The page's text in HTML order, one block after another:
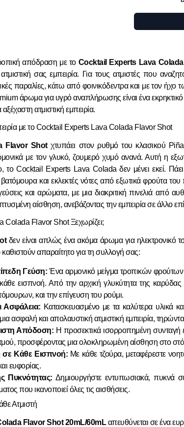
απόδραση με το Cocktail Experts Lava
σας εμπειρία. Για τους ατμιστές που
παραλίες, κάτω από φοινικόδεντρα και με τον
άρωμα για υγρό αναπλήρωσης είναι ένα
ατμιστική εμπειρία.
με το Cocktail Experts Lava Colada Flavor Shot
Flavor Shotχτυπάει στον ρυθμό του κλασικού
με τον γλυκό, ζουμερό χυμό ανανά. Αυτή η
το Cocktail Experts Lava Colada δεν μένει εκεί.
και εκλεκτές νότες από εξωτικά φρούτα
και αρώματα, με μια διακριτική πινελιά από
αίσθηση, ανεβάζοντας την εμπειρία σε άλλο
Colada Flavor Shot Ξεχωρίζει;
δεν είναι απλώς ένα ακόμα άρωμα για ηλεκτρονικό
απαραίτητο για τη συλλογή σας:
Γεύση: Ένα αρμονικό μείγμα τροπικών φρούτων
εισπνοή. Από την αρχική γλυκύτητα της καρύδας
και την επίγευση του ρούμι.
Ασφάλεια: Κατασκευασμένο με τα καλύτερα υλικά
ασφαλή και απολαυστική ατμιστική εμπειρία,
Απόδοση: Η προσεκτικά ισορροπημένη συνταγή
προσφέροντας μια ολοκληρωμένη αίσθηση στο
Κάθε Εισπνοή: Με κάθε τζούρα, μεταφέρεστε
ευφορίας.
Πυκνότητας: Δημιουργήστε εντυπωσιακά, πυκνά
που ικανοποιεί όλες τις αισθήσεις.
Ατμιστή
Flavor Shot 20mL/60mLαπευθύνεται σε ένα